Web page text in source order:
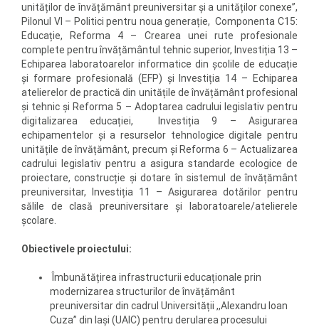
unităților de învățământ preuniversitar și a unităților conexe”,
Pilonul VI – Politici pentru noua generație, Componenta C15:
Educație, Reforma 4 – Crearea unei rute profesionale
complete pentru învățământul tehnic superior, Investiția 13 –
Echiparea laboratoarelor informatice din școlile de educație
și formare profesională (EFP) și Investiția 14 – Echiparea
atelierelor de practică din unitățile de învățământ profesional
și tehnic și Reforma 5 – Adoptarea cadrului legislativ pentru
digitalizarea educației, Investiția 9 – Asigurarea
echipamentelor și a resurselor tehnologice digitale pentru
unitățile de învățământ, precum și Reforma 6 – Actualizarea
cadrului legislativ pentru a asigura standarde ecologice de
proiectare, construcție și dotare în sistemul de învățământ
preuniversitar, Investiția 11 – Asigurarea dotărilor pentru
sălile de clasă preuniversitare și laboratoarele/atelierele
școlare.
Obiectivele proiectului:
Îmbunătățirea infrastructurii educaționale prin
modernizarea structurilor de învățământ
preuniversitar din cadrul Universității ,,Alexandru Ioan
Cuza” din Iași (UAIC) pentru derularea procesului